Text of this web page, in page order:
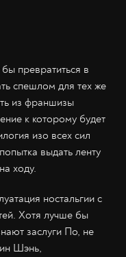
превратиться в
спешлом для тех же
из франшизы
к которому будет
изо всех сил
выдать ленту
ходу.
ностальгии с
Хотя лучше бы
заслуги По, не
Шэнь,